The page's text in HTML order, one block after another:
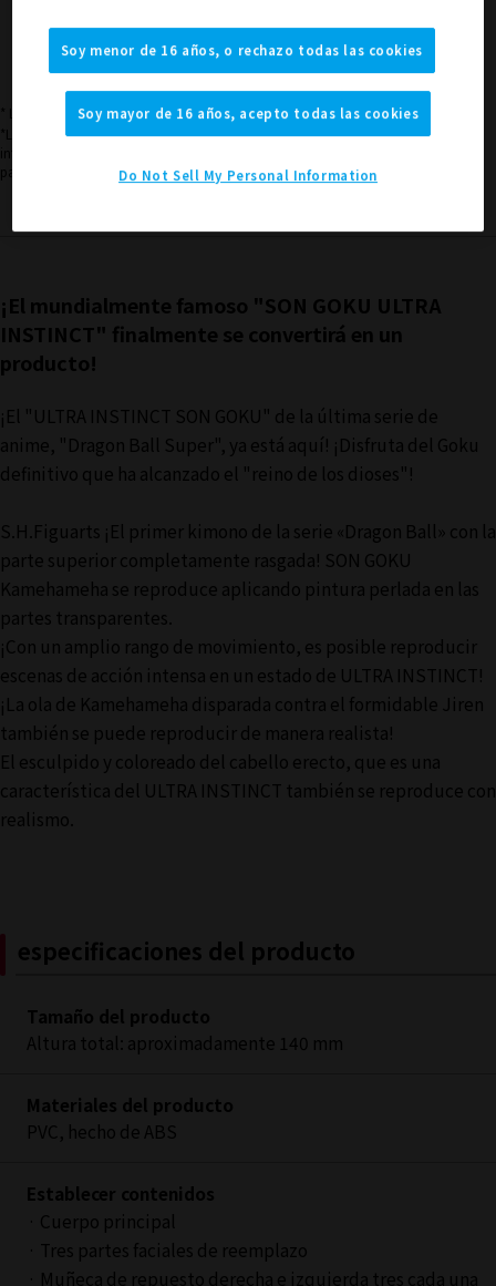
(Abrir ventana modal)(Abrir ventana modal)(Abrir ventana modal)
EMEA
LATAM
* La edad objetivo para este producto es de 15 años en adelante.
*La información listada es la información de lanzamiento en Japón. Consulte la
información del área de ventas para conocer la situación de las ventas en cada
país.
¡El mundialmente famoso "SON GOKU ULTRA
INSTINCT" finalmente se convertirá en un
producto!
¡El "ULTRA INSTINCT SON GOKU" de la última serie de
anime, "Dragon Ball Super", ya está aquí! ¡Disfruta del Goku
definitivo que ha alcanzado el "reino de los dioses"!
S.H.Figuarts ¡El primer kimono de la serie «Dragon Ball» con la
parte superior completamente rasgada! SON GOKU
Kamehameha se reproduce aplicando pintura perlada en las
partes transparentes.
¡Con un amplio rango de movimiento, es posible reproducir
escenas de acción intensa en un estado de ULTRA INSTINCT!
¡La ola de Kamehameha disparada contra el formidable Jiren
también se puede reproducir de manera realista!
El esculpido y coloreado del cabello erecto, que es una
característica del ULTRA INSTINCT también se reproduce con
realismo.
especificaciones del producto
Tamaño del producto
Altura total: aproximadamente 140 mm
Materiales del producto
PVC, hecho de ABS
Establecer contenidos
· Cuerpo principal
· Tres partes faciales de reemplazo
· Muñeca de repuesto derecha e izquierda tres cada una
Soy menor de 16 años, o rechazo todas las cookies
Soy mayor de 16 años, acepto todas las cookies
Do Not Sell My Personal Information